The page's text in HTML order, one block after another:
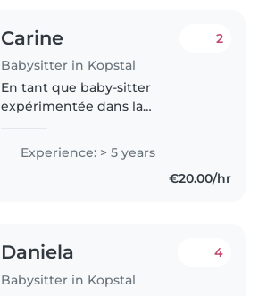
Carine
Babysitter in Kopstal
2
En tant que baby-sitter
expérimentée dans la
prendre soin de vos enfants.
Avec 5 années d'expérience à
travailler avec des bébés, des
Experience: > 5 years
€20.00/hr
Daniela
Babysitter in Kopstal
4